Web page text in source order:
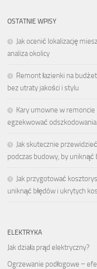
OSTATNIE WPISY
Jak ocenić lokalizację
analiza okolicy
Remont łazienki na
bez utraty jakości i stylu
Kary umowne w
egzekwować
Jak skutecznie
podczas budowy, by uniknąć
Jak przygotować
uniknąć błędów i ukrytych
ELEKTRYKA
Jak działa prąd elektryczny?
Ogrzewanie podłogowe −